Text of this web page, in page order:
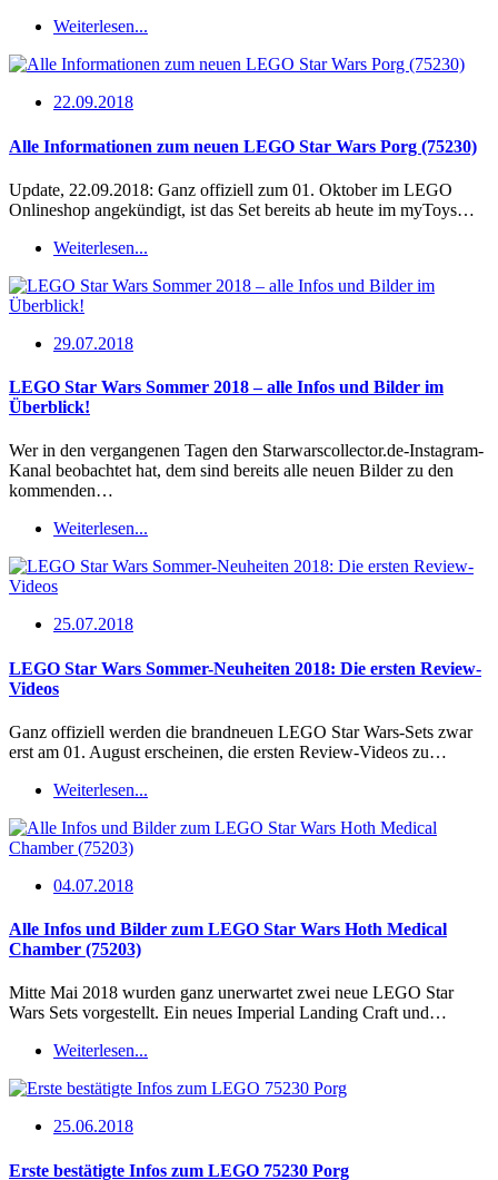
Weiterlesen...
22.09.2018
Alle Informationen zum neuen LEGO Star Wars Porg (75230)
Update, 22.09.2018: Ganz offiziell zum 01. Oktober im LEGO
Onlineshop angekündigt, ist das Set bereits ab heute im myToys…
Weiterlesen...
29.07.2018
LEGO Star Wars Sommer 2018 – alle Infos und Bilder im
Überblick!
Wer in den vergangenen Tagen den Starwarscollector.de-Instagram-
Kanal beobachtet hat, dem sind bereits alle neuen Bilder zu den
kommenden…
Weiterlesen...
25.07.2018
LEGO Star Wars Sommer-Neuheiten 2018: Die ersten Review-
Videos
Ganz offiziell werden die brandneuen LEGO Star Wars-Sets zwar
erst am 01. August erscheinen, die ersten Review-Videos zu…
Weiterlesen...
04.07.2018
Alle Infos und Bilder zum LEGO Star Wars Hoth Medical
Chamber (75203)
Mitte Mai 2018 wurden ganz unerwartet zwei neue LEGO Star
Wars Sets vorgestellt. Ein neues Imperial Landing Craft und…
Weiterlesen...
25.06.2018
Erste bestätigte Infos zum LEGO 75230 Porg